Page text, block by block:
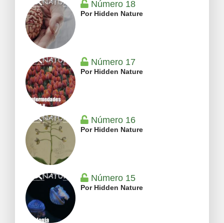
Número 18
Por Hidden Nature
Número 17
Por Hidden Nature
Número 16
Por Hidden Nature
Número 15
Por Hidden Nature